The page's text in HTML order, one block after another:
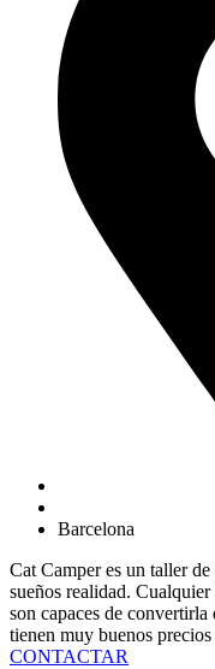
Barcelona
Cat Camper es un taller
sueños realidad.
son capaces de
tienen muy buenos
CONTACTAR